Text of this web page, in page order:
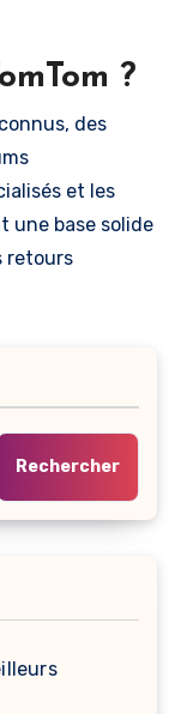
?
des
et les
une base solide
retours
Rechercher